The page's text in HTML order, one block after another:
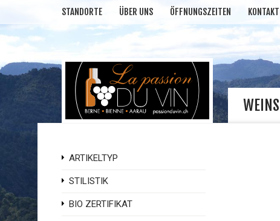
STANDORTE ÜBER UNS ÖFFNUNGSZEITEN KONTAKT
ARTIKELTYP
STILISTIK
BIO ZERTIFIKAT